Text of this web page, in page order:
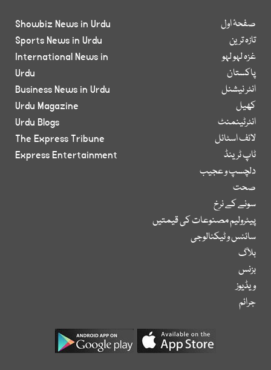
صفحۂ اول
تازہ ترین
غزہ لہو لہو
پاکستان
انٹر نیشنل
کھیل
انٹرٹینمنٹ
لائف اسٹائل
ٹاپ ٹرینڈ
دلچسپ و عجیب
صحت
سونے کے نرخ
پیٹرولیم مصنوعات کی قیمتیں
سائنس و ٹیکنالوجی
بلاگ
بزنس
ویڈیوز
جرائم
Showbiz News in Urdu
Sports News in Urdu
International News in
Urdu
Business News in Urdu
Urdu Magazine
Urdu Blogs
The Express Tribune
Express Entertainment